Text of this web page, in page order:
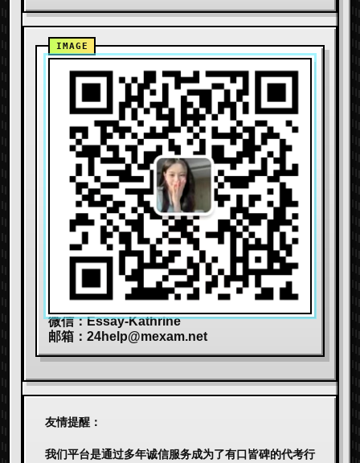
微信：Essay-Kathrine
邮箱： 24help@mexam.net
友情提醒：
我们平台是通过多年诚信服务成为了有口皆碑的代考行